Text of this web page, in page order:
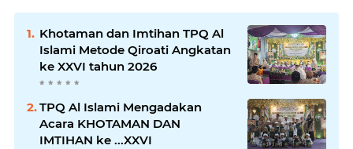
Khotaman dan Imtihan TPQ Al
Islami Metode Qiroati Angkatan
ke XXVI tahun 2026
TPQ Al Islami Mengadakan
Acara KHOTAMAN DAN
IMTIHAN ke ...XXVI